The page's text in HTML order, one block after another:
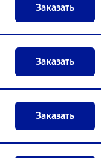
Заказать
Заказать
Заказать